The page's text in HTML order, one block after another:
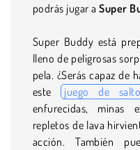
podrás jugar aSuper
Super Buddy está
lleno de peligrosas
pela. ¿Serás capaz de
este juego de
enfurecidas, minas
repletos de lava
acción. También